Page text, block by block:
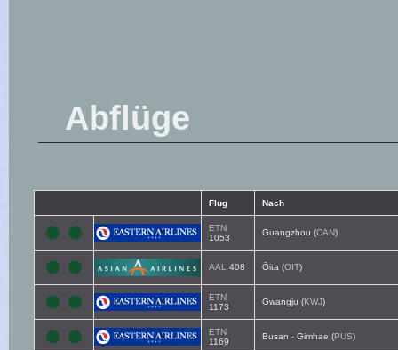
Abflüge
Flug Nach
ETN
1053
Guangzhou (CAN)
AAL 408 Ōita (OIT)
ETN
1173
Gwangju (KWJ)
ETN
1169
Busan - Gimhae (PUS)